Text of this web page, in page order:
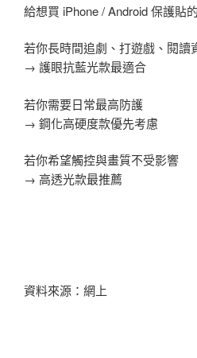
給想買 iPhone / Android 保護貼
若你長時間追劇、打遊戲、閱讀
→ 護眼抗藍光款最適合
若你需要日常最高防護
→ 鋼化高硬度款優先考慮
若你希望觸控與畫質不受影響
→ 高透光款最推薦
資料來源：網上